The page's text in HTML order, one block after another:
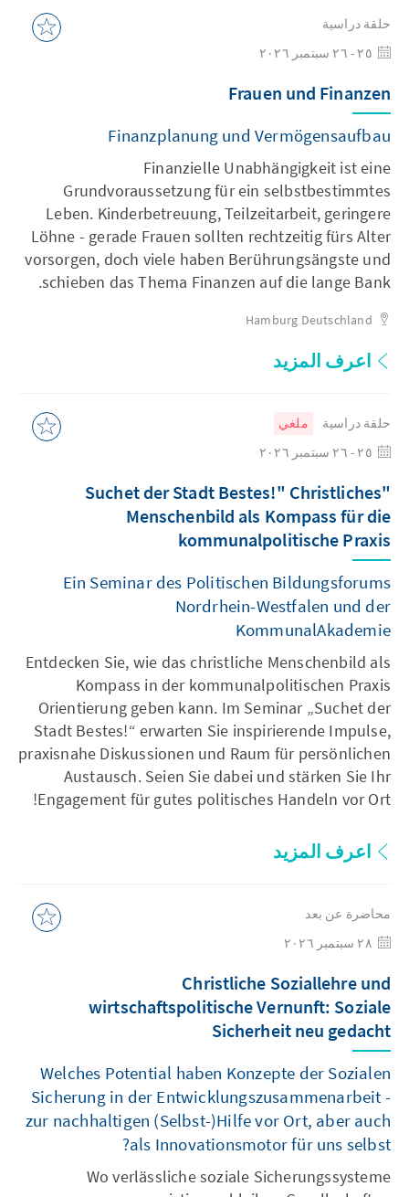
حلقة دراسية
Frauen und Finanzen
Finanzplanung und Vermögensaufbau
Finanzielle Unabhängigkeit ist eine
Grundvoraussetzung für ein selbstbestimmtes
Leben. Kinderbetreuung, Teilzeitarbeit, geringere
Löhne - gerade Frauen sollten rechtzeitig fürs Alter
vorsorgen, doch viele haben Berührungsängste und
schieben das Thema Finanzen auf die lange Bank.
Hamburg Deutschland
اعرف المزيد
حلقة دراسية
ملغي
"Suchet der Stadt Bestes!" Christliches
Menschenbild als Kompass für die
kommunalpolitische Praxis
Ein Seminar des Politischen Bildungsforums
Nordrhein-Westfalen und der
KommunalAkademie
Entdecken Sie, wie das christliche Menschenbild als
Kompass in der kommunalpolitischen Praxis
Orientierung geben kann. Im Seminar „Suchet der
Stadt Bestes!“ erwarten Sie inspirierende Impulse,
praxisnahe Diskussionen und Raum für persönlichen
Austausch. Seien Sie dabei und stärken Sie Ihr
Engagement für gutes politisches Handeln vor Ort!
اعرف المزيد
محاضرة عن بعد
Christliche Soziallehre und
wirtschaftspolitische Vernunft: Soziale
Sicherheit neu gedacht
Welches Potential haben Konzepte der Sozialen
Sicherung in der Entwicklungszusammenarbeit -
zur nachhaltigen (Selbst-)Hilfe vor Ort, aber auch
als Innovationsmotor für uns selbst?
Wo verlässliche soziale Sicherungssysteme